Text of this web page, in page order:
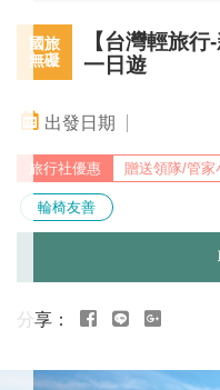
國旅
無礙
【台灣輕旅
一日遊
贈送領隊/管家
輪椅友善